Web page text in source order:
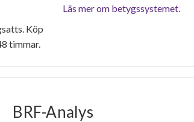
Köp
timmar.
Läs mer om betygssystemet.
BRF-Analys